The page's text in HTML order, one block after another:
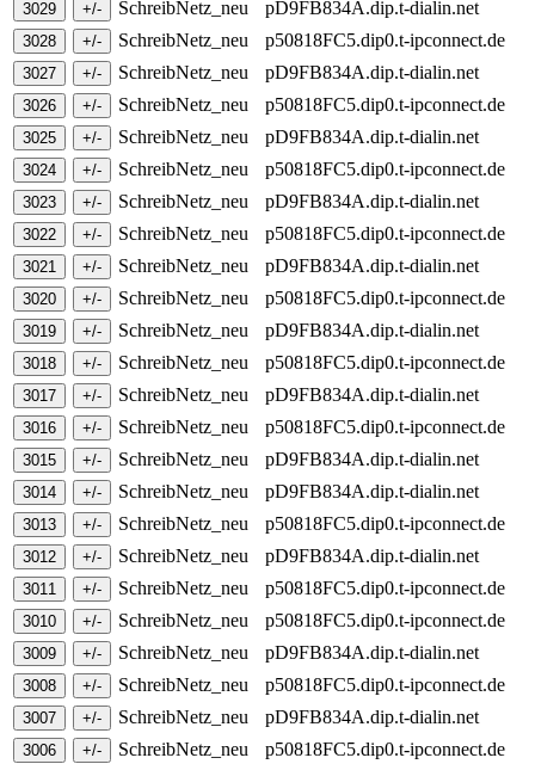
SchreibNetz_neu
pD9FB834A.dip.t-dialin.net
SchreibNetz_neu
p50818FC5.dip0.t-ipconnect.de
SchreibNetz_neu
pD9FB834A.dip.t-dialin.net
SchreibNetz_neu
p50818FC5.dip0.t-ipconnect.de
SchreibNetz_neu
pD9FB834A.dip.t-dialin.net
SchreibNetz_neu
p50818FC5.dip0.t-ipconnect.de
SchreibNetz_neu
pD9FB834A.dip.t-dialin.net
SchreibNetz_neu
p50818FC5.dip0.t-ipconnect.de
SchreibNetz_neu
pD9FB834A.dip.t-dialin.net
SchreibNetz_neu
p50818FC5.dip0.t-ipconnect.de
SchreibNetz_neu
pD9FB834A.dip.t-dialin.net
SchreibNetz_neu
p50818FC5.dip0.t-ipconnect.de
SchreibNetz_neu
pD9FB834A.dip.t-dialin.net
SchreibNetz_neu
p50818FC5.dip0.t-ipconnect.de
SchreibNetz_neu
pD9FB834A.dip.t-dialin.net
SchreibNetz_neu
pD9FB834A.dip.t-dialin.net
SchreibNetz_neu
p50818FC5.dip0.t-ipconnect.de
SchreibNetz_neu
pD9FB834A.dip.t-dialin.net
SchreibNetz_neu
p50818FC5.dip0.t-ipconnect.de
SchreibNetz_neu
p50818FC5.dip0.t-ipconnect.de
SchreibNetz_neu
pD9FB834A.dip.t-dialin.net
SchreibNetz_neu
p50818FC5.dip0.t-ipconnect.de
SchreibNetz_neu
pD9FB834A.dip.t-dialin.net
SchreibNetz_neu
p50818FC5.dip0.t-ipconnect.de